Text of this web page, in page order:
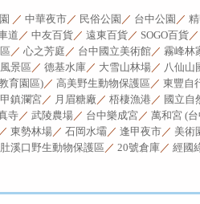
／ 中華夜市／ 民俗公園 ／ 台中公園 ／
道 ／ 中友百貨／ 遠東百貨／ SOGO百貨
／ 心之芳庭 ／ 台中國立美術館／ 霧峰林
景區／ 德基水庫／ 大雪山林場／ 八仙山
育園區)／ 高美野生動物保護區 ／ 東豐自
鎮瀾宮／ 月眉糖廠 ／ 梧棲漁港／ 國立自
寺／ 武陵農場／ 台中樂成宮／ 萬和宮 (
／ 東勢林場／ 石岡水壩／ 逢甲夜市／ 美術
溪口野生動物保護區 ／ 20號倉庫／ 經國